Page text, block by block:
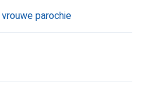
parochie